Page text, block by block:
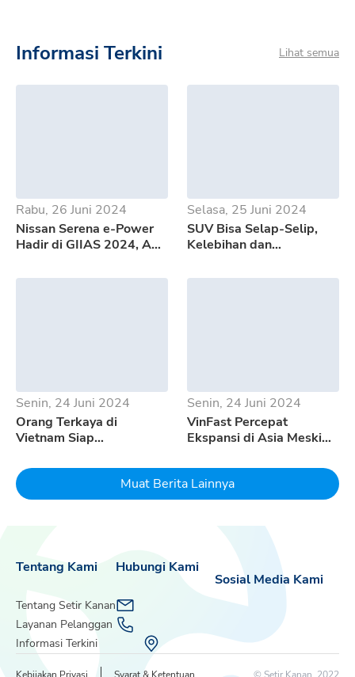
Informasi Terkini Lihat semua
Rabu, 26 Juni 2024
Nissan Serena e-Power
Hadir di GIIAS 2024, Apa
Selasa, 25 Juni 2024
SUV Bisa Selap-Selip,
Kelebihan dan
500
Senin, 24 Juni 2024
Orang Terkaya di
Vietnam Siap
Uangnya Untuk EV
Dream
Senin, 24 Juni 2024
VinFast Percepat
Ekspansi di Asia Meski
Melambat
Muat Berita Lainnya
Tentang Kami
Tentang Setir Kanan
Layanan Pelanggan
Informasi Terkini
Sosial Media Kami
Hubungi Kami